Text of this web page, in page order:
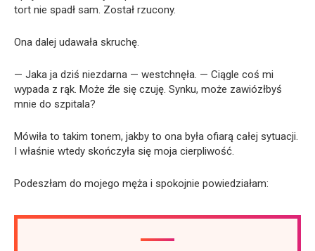
tort nie spadł sam. Został rzucony.
Ona dalej udawała skruchę.
— Jaka ja dziś niezdarna — westchnęła. — Ciągle coś mi
wypada z rąk. Może źle się czuję. Synku, może zawiózłbyś
mnie do szpitala?
Mówiła to takim tonem, jakby to ona była ofiarą całej sytuacji.
I właśnie wtedy skończyła się moja cierpliwość.
Podeszłam do mojego męża i spokojnie powiedziałam: